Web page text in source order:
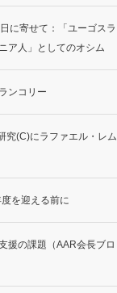
に寄せて：「ユーゴスラ
ア人」としてのオシム
ンコリー
究(C)にラファエル・レム
を迎える前に
援の課題（AAR会長ブロ